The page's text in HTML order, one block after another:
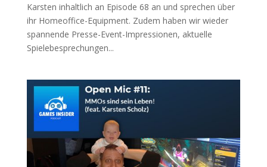
Karsten inhaltlich an Episode 68 an und sprechen über
ihr Homeoffice-Equipment. Zudem haben wir wieder
spannende Presse-Event-Impressionen, aktuelle
Spielebesprechungen...